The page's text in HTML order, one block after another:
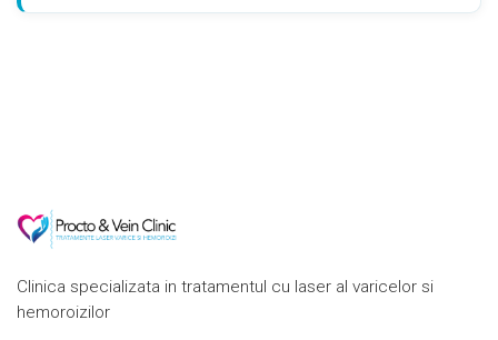
Clinica specializata in tratamentul cu laser al varicelor si
hemoroizilor